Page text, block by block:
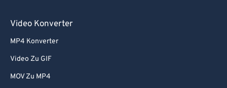
Video Konverter
MP4 Konverter
Video Zu GIF
MOV Zu MP4